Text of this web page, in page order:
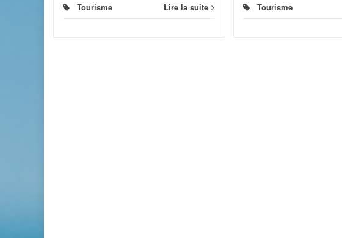
Tourisme Lire la suite Tourisme